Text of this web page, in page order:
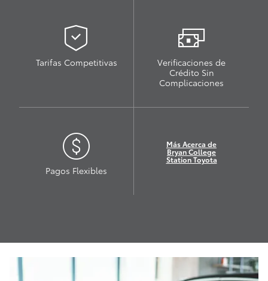
Tarifas Competitivas
Verificaciones de
Crédito Sin
Complicaciones
Pagos Flexibles
Más Acerca de
Bryan College
Station Toyota